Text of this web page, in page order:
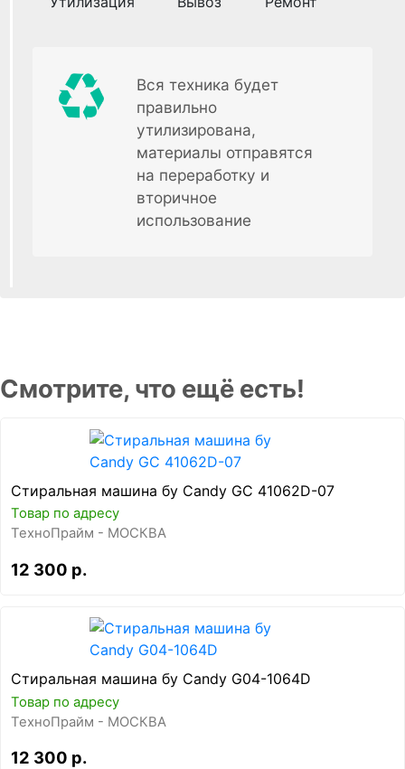
Вся техника будет
правильно
утилизирована,
материалы отправятся
на переработку и
вторичное
использование
Смотрите, что ещё есть!
Стиральная машина бу Candy GC 41062D-07
Товар по адресу
ТехноПрайм - МОСКВА
12 300 р.
Стиральная машина бу Candy G04-1064D
Товар по адресу
ТехноПрайм - МОСКВА
12 300 р.